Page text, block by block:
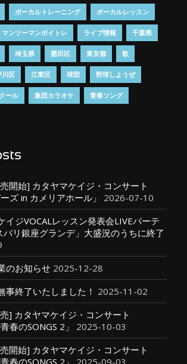
ボーカルトレーニング ボーカルレッスン
マンツーマンボイトレ ライブ情報 千葉県
埼玉県 墨田区 東京都 歌
川区 江東区 球団 野球しようぜ
ール 集団カラオケ 青春ソング
開始] カタヤマケイジ・コンサート
ズ in カメリアホール」
2026-07-10
イジVOCALレッスン発表会LIVEパーテ
バリ銀座グランデ」大盛況のうちに終了
のお知らせ 2025-12-28
事終了いたしました！ 2025-11-02
] カタヤマケイジ・コンサート
春のSONGS 2」
2025-10-03
開始] カタヤマケイジ・コンサート
春のSONGS 2」
2025-09-03